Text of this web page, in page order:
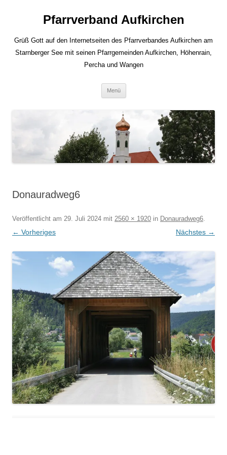
Pfarrverband Aufkirchen
Grüß Gott auf den Internetseiten des Pfarrverbandes Aufkirchen am
Starnberger See mit seinen Pfarrgemeinden Aufkirchen, Höhenrain,
Percha und Wangen
Menü
Donauradweg6
Veröffentlicht am 29. Juli 2024 mit 2560 × 1920 in Donauradweg6
← Vorheriges Nächstes →